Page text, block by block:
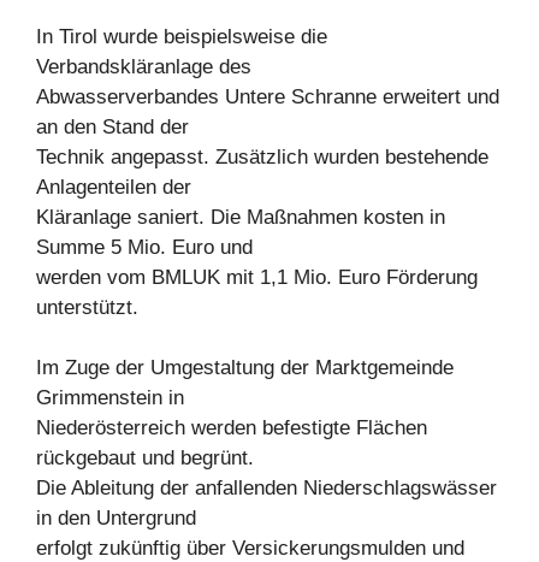
In Tirol wurde beispielsweise die
Verbandskläranlage des
Abwasserverbandes Untere Schranne erweitert und
an den Stand der
Technik angepasst. Zusätzlich wurden bestehende
Anlagenteilen der
Kläranlage saniert. Die Maßnahmen kosten in
Summe 5 Mio. Euro und
werden vom BMLUK mit 1,1 Mio. Euro Förderung
unterstützt.
Im Zuge der Umgestaltung der Marktgemeinde
Grimmenstein in
Niederösterreich werden befestigte Flächen
rückgebaut und begrünt.
Die Ableitung der anfallenden Niederschlagswässer
in den Untergrund
erfolgt zukünftig über Versickerungsmulden und